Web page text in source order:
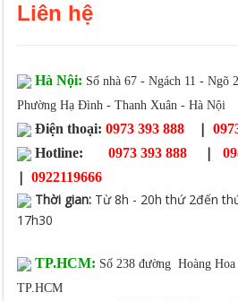
Liên hệ
Hà Nội: Số nhà 67 - Ngách 11 - Ngõ
Phường Hạ Đình - Thanh Xuân - Hà Nội
Điện thoại: 0973 393 888 |
Hotline:
0973 393 888 |
| 0922119666
Thời gian: Từ 8h - 20h thứ 2đến
17h30
TP.HCM: Số 238 đường Hoàng
TP.HCM